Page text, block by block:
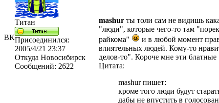
ВК
Титан
Присоединился:
2005/4/21 23:37
Откуда Новосибирск
Сообщений: 2622
mashur ты толи сам не видишь
"люди", которые чего-то там
райкома"
и в любой момент
влиятельных людей. Кому-то
делов-то". Короче мне эти
Цитата:
mashur пишет:
кроме того люди будут
дабы не впустить в